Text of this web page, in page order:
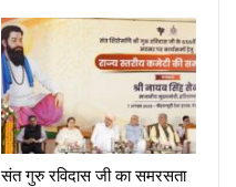
संत गुरु रविदास जी का समरसता